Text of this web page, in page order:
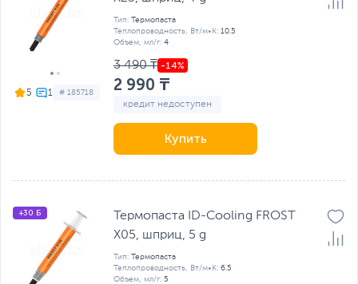
5 # 185718
Тип: Термопаста
Теплопроводность, Вт/м•К: 10.5
Объем, мл/г: 4
3 490 ₸
2 990 ₸
кредит недоступен
Купить
+30 Б
Термопаста ID-Cooling FROST
X05, шприц, 5 g
Тип: Термопаста
Теплопроводность, Вт/м•К: 6.5
Объем, мл/г: 5